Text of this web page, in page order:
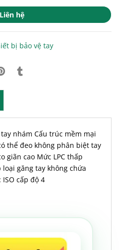
hệ
bị bảo vệ tay
nhám Cấu trúc mềm mại
thể đeo không phân biệt tay
giãn cao Mức LPC thấp
găng tay không chứa
cấp độ 4